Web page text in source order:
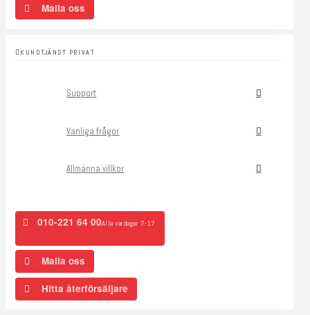
Maila oss
KUNDTJÄNST PRIVAT
Support
Vanliga frågor
Allmänna villkor
010-221 64 00Alla vardagar 7-17
Maila oss
Hitta återförsäljare